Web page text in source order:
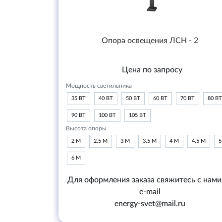
Опора освещения ЛСН - 2
Цена по запросу
Мощность светильника
35 ВТ 40 ВТ 50 ВТ 60 ВТ 70 ВТ 80 ВТ
90 ВТ 100 ВТ 105 ВТ
Высота опоры
2 М 2,5 М 3 М 3,5 М 4 М 4,5 М
6 М
Для оформления заказа свяжитесь с
e-mail
energy-svet@mail.ru